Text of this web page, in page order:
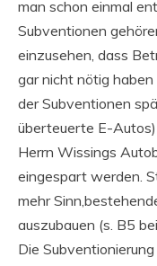
man schon einmal
Subventionen
einzusehen, dass
gar nicht nötig
der Subventionen
überteuerte E-
Herrn Wissings
eingespart werden.
mehr
auszubauen (s. B5
Die